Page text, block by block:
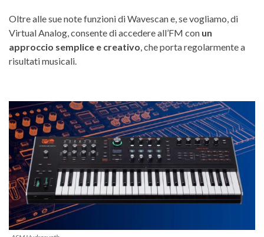
Oltre alle sue note funzioni di Wavescan e, se vogliamo, di
Virtual Analog, consente di accedere all’FM con un
approccio semplice e creativo , che porta regolarmente a
risultati musicali.